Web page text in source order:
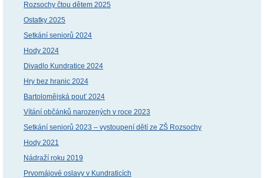
Rozsochy čtou dětem 2025
Ostatky 2025
Setkání seniorů 2024
Hody 2024
Divadlo Kundratice 2024
Hry bez hranic 2024
Bartolomějská pouť 2024
Vítání občánků narozených v roce 2023
Setkání seniorů 2023 – vystoupení dětí ze ZŠ Rozsochy
Hody 2021
Nádraží roku 2019
Prvomájové oslavy v Kundraticích